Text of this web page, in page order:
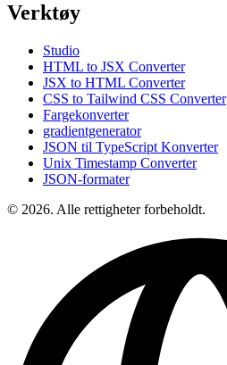
Verktøy
Studio
HTML to JSX Converter
JSX to HTML Converter
CSS to Tailwind CSS Converter
Fargekonverter
gradientgenerator
JSON til TypeScript Konverter
Unix Timestamp Converter
JSON-formater
© 2026. Alle rettigheter forbeholdt.